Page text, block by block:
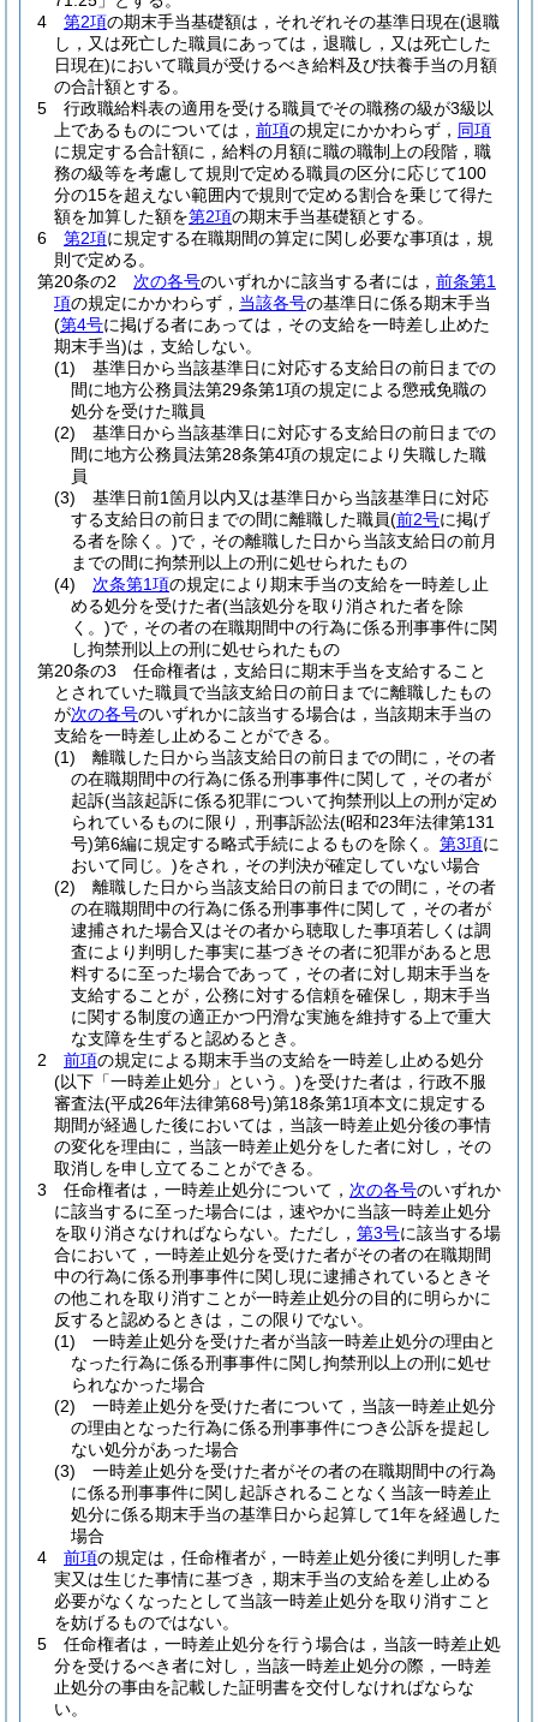
4
第2項の期末手当基礎額は，それぞれその基準日現在(退職
し，又は死亡した職員にあっては，退職し，又は死亡した
日現在)において職員が受けるべき給料及び扶養手当の月額
の合計額とする。
5
行政職給料表の適用を受ける職員でその職務の級が3級以
上であるものについては， 前項の規定にかかわらず， 同項
に規定する合計額に，給料の月額に職の職制上の段階，職
務の級等を考慮して規則で定める職員の区分に応じて100
分の15を超えない範囲内で規則で定める割合を乗じて得た
額を加算した額を第2項の期末手当基礎額とする。
6
第2項に規定する在職期間の算定に関し必要な事項は，規
則で定める。
第20条の2
次の各号のいずれかに該当する者には， 前条第1
項の規定にかかわらず， 当該各号の基準日に係る期末手当
(第4号に掲げる者にあっては，その支給を一時差し止めた
期末手当)は，支給しない。
(1)
基準日から当該基準日に対応する支給日の前日までの
間に地方公務員法第29条第1項の規定による懲戒免職の
処分を受けた職員
(2)
基準日から当該基準日に対応する支給日の前日までの
間に地方公務員法第28条第4項の規定により失職した職
員
(3)
基準日前1箇月以内又は基準日から当該基準日に対応
する支給日の前日までの間に離職した職員(前2号に掲げ
る者を除く。)で，その離職した日から当該支給日の前月
までの間に拘禁刑以上の刑に処せられたもの
(4)
次条第1項の規定により期末手当の支給を一時差し止
める処分を受けた者(当該処分を取り消された者を除
く。)で，その者の在職期間中の行為に係る刑事事件に関
し拘禁刑以上の刑に処せられたもの
第20条の3
任命権者は，支給日に期末手当を支給すること
とされていた職員で当該支給日の前日までに離職したもの
が次の各号のいずれかに該当する場合は，当該期末手当の
支給を一時差し止めることができる。
(1)
離職した日から当該支給日の前日までの間に，その者
の在職期間中の行為に係る刑事事件に関して，その者が
起訴(当該起訴に係る犯罪について拘禁刑以上の刑が定め
られているものに限り，刑事訴訟法(昭和23年法律第131
号)第6編に規定する略式手続によるものを除く。 第3項に
おいて同じ。)をされ，その判決が確定していない場合
(2)
離職した日から当該支給日の前日までの間に，その者
の在職期間中の行為に係る刑事事件に関して，その者が
逮捕された場合又はその者から聴取した事項若しくは調
査により判明した事実に基づきその者に犯罪があると思
料するに至った場合であって，その者に対し期末手当を
支給することが，公務に対する信頼を確保し，期末手当
に関する制度の適正かつ円滑な実施を維持する上で重大
な支障を生ずると認めるとき。
2
前項の規定による期末手当の支給を一時差し止める処分
(以下「一時差止処分」という。)を受けた者は，行政不服
審査法(平成26年法律第68号)第18条第1項本文に規定する
期間が経過した後においては，当該一時差止処分後の事情
の変化を理由に，当該一時差止処分をした者に対し，その
取消しを申し立てることができる。
3
任命権者は，一時差止処分について， 次の各号のいずれか
に該当するに至った場合には，速やかに当該一時差止処分
を取り消さなければならない。 ただし， 第3号に該当する場
合において，一時差止処分を受けた者がその者の在職期間
中の行為に係る刑事事件に関し現に逮捕されているときそ
の他これを取り消すことが一時差止処分の目的に明らかに
反すると認めるときは，この限りでない。
(1)
一時差止処分を受けた者が当該一時差止処分の理由と
なった行為に係る刑事事件に関し拘禁刑以上の刑に処せ
られなかった場合
(2)
一時差止処分を受けた者について，当該一時差止処分
の理由となった行為に係る刑事事件につき公訴を提起し
ない処分があった場合
(3)
一時差止処分を受けた者がその者の在職期間中の行為
に係る刑事事件に関し起訴されることなく当該一時差止
処分に係る期末手当の基準日から起算して1年を経過した
場合
4
前項の規定は，任命権者が，一時差止処分後に判明した事
実又は生じた事情に基づき，期末手当の支給を差し止める
必要がなくなったとして当該一時差止処分を取り消すこと
を妨げるものではない。
5
任命権者は，一時差止処分を行う場合は，当該一時差止処
分を受けるべき者に対し，当該一時差止処分の際，一時差
止処分の事由を記載した証明書を交付しなければならな
い。